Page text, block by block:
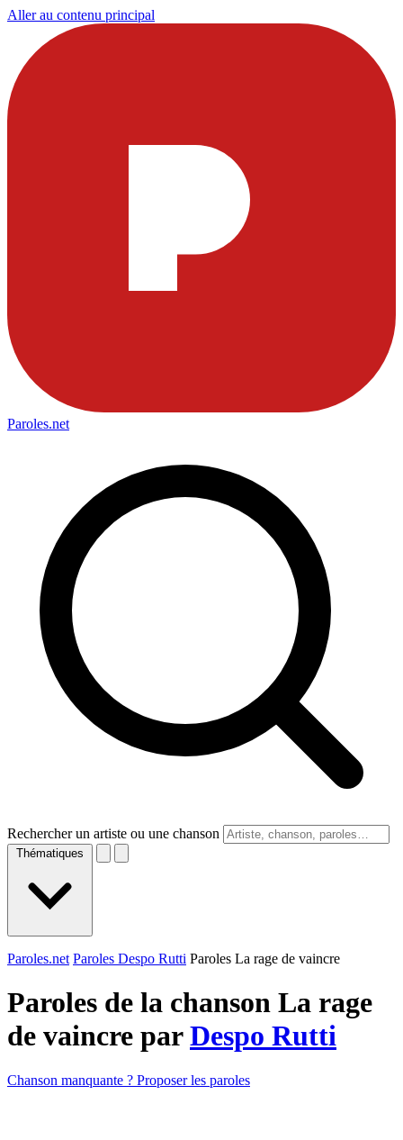
Aller au contenu principal
Paroles.net
Rechercher un artiste ou une chanson
Thématiques
Paroles.net Paroles Despo Rutti Paroles La rage de vaincre
Paroles de la chanson La rage
de vaincre parDespo Rutti
Chanson manquante ? Proposer les paroles